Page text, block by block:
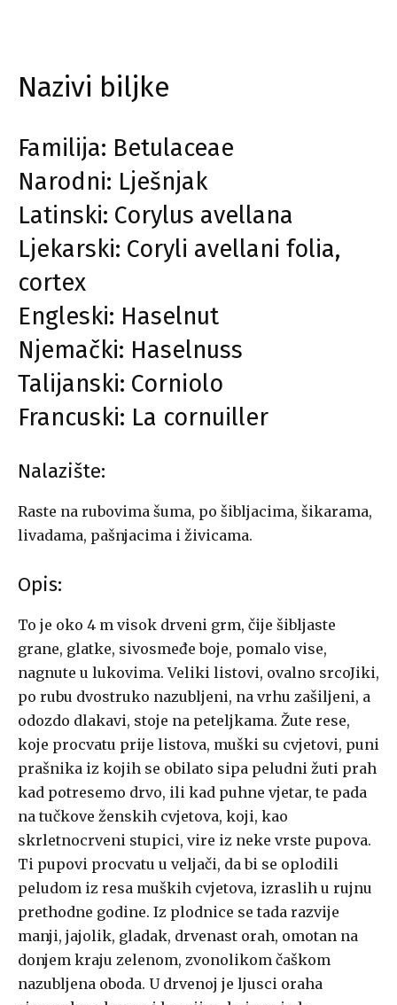
Nazivi biljke
Familija: Betulaceae
Narodni: Lješnjak
Latinski: Corylus avellana
Ljekarski: Coryli avellani folia,
cortex
Engleski: Haselnut
Njemački: Haselnuss
Talijanski: Corniolo
Francuski: La cornuiller
Nalazište:
Raste na rubovima šuma, po šibljacima, šikarama,
livadama, pašnjacima i živicama.
Opis:
To je oko 4 m visok drveni grm, čije šibljaste
grane, glatke, sivosmeđe boje, pomalo vise,
nagnute u lukovima. Veliki listovi, ovalno srcoJiki,
po rubu dvostruko nazubljeni, na vrhu zašiljeni, a
odozdo dlakavi, stoje na peteljkama. Žute rese,
koje procvatu prije listova, muški su cvjetovi, puni
prašnika iz kojih se obilato sipa peludni žuti prah
kad potresemo drvo, ili kad puhne vjetar, te pada
na tučkove ženskih cvjetova, koji, kao
skrletnocrveni stupici, vire iz neke vrste pupova.
Ti pupovi procvatu u veljači, da bi se oplodili
peludom iz resa muških cvjetova, izraslih u rujnu
prethodne godine. Iz plodnice se tada razvije
manji, jajolik, gladak, drvenast orah, omotan na
donjem kraju zelenom, zvonolikom čaškom
nazubljena oboda. U drvenoj je ljusci oraha